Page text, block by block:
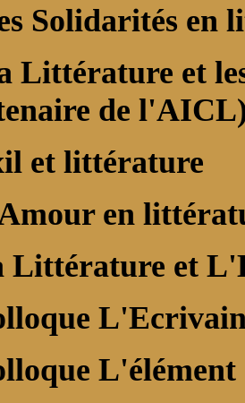
Solidarités en
Littérature et
de
et littérature
en
Littérature et